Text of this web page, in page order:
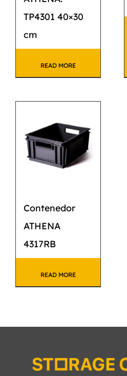
TP4301 40×30
cm
READ MORE
Contenedor
ATHENA
4317RB
READ MORE